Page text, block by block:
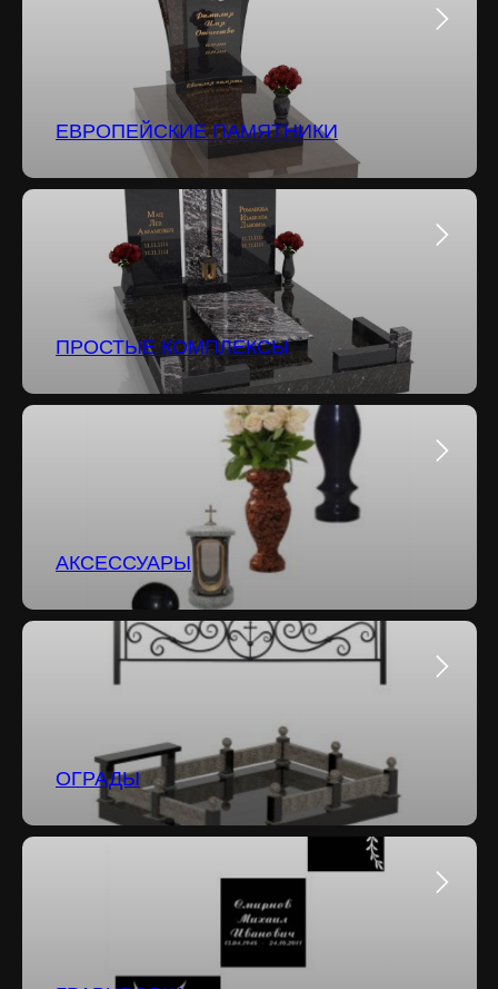
ЕВРОПЕЙСКИЕ ПАМЯТНИКИ
ПРОСТЫЕ КОМПЛЕКСЫ
АКСЕССУАРЫ
ОГРАДЫ